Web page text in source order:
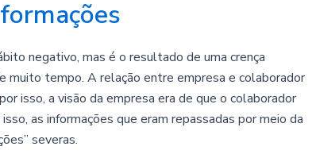
negativo, mas é o resultado de uma crença
muito tempo. A relação entre empresa e colaborador
isso, a visão da empresa era de que o colaborador
as informações que eram repassadas por meio da
severas.